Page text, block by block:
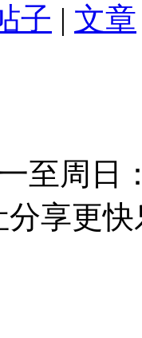
子 | 文章
至周日
分享更